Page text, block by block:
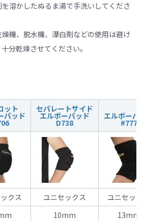
溶かしたぬるま湯で手洗いしてくださ
機、脱水機、漂白剤などの使用は避け
分乾燥させてください。
ット
パッド
セパレートサイド
エルボーパッド
D738
エルボーパ
#777
クス ユニセックス
ユニセッ
10mm
13mm